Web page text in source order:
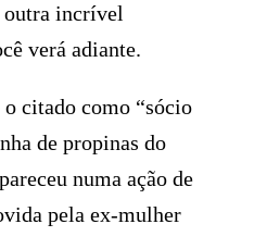
outra incrível
verá adiante.
citado como “sócio
de propinas do
numa ação de
pela ex-mulher